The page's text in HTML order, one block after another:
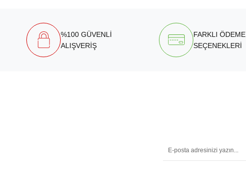
%100 GÜVENLİ
ALIŞVERİŞ
FARKLI ÖDEME
SEÇENEKLERİ